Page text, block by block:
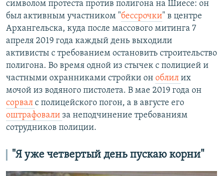
символом протеста против полигона на Шиесе: он
был активным участником "бессрочки" в центре
Архангельска, куда после массового митинга 7
апреля 2019 года каждый день выходили
активисты с требованием остановить строительство
полигона. Во время одной из стычек с полицией и
частными охранниками стройки он облил их
мочой из водяного пистолета. В мае 2019 года он
сорвал с полицейского погон, а в августе его
оштрафовали за неподчинение требованиям
сотрудников полиции.
"Я уже четвертый день пускаю корни"